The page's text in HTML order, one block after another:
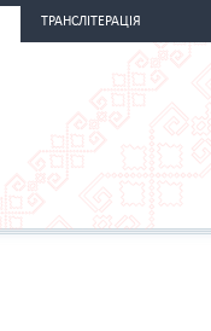
ТРАНСЛІТЕРАЦІЯ